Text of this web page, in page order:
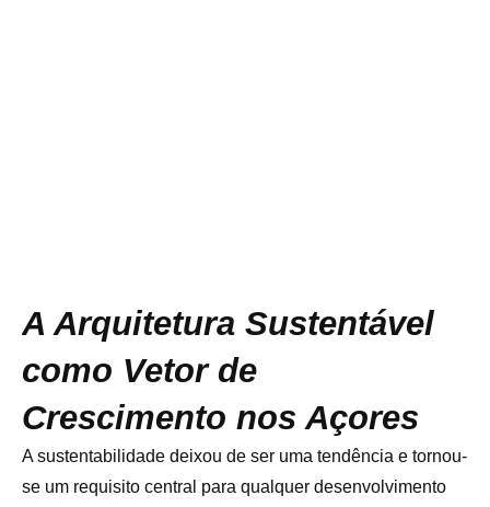
A Arquitetura Sustentável
como Vetor de
Crescimento nos Açores
A sustentabilidade deixou de ser uma tendência e tornou-
se um requisito central para qualquer desenvolvimento